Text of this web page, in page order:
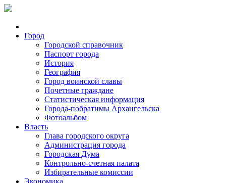
Город
Городской справочник
Паспорт города
История
География
Город воинской славы
Почетные граждане
Статистическая информация
Города-побратимы Архангельска
Фотоальбом
Власть
Глава городского округа
Администрация города
Городская Дума
Контрольно-счетная палата
Избирательные комиссии
Экономика